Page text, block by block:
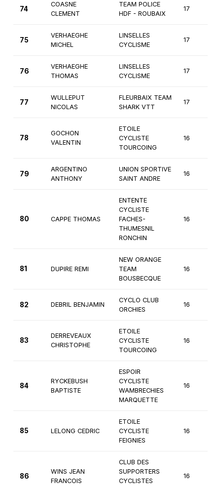
74
COASNE
CLEMENT
TEAM POLICE
HDF - ROUBAIX
17
75
VERHAEGHE
MICHEL
LINSELLES
CYCLISME
17
76
VERHAEGHE
THOMAS
LINSELLES
CYCLISME
17
77
WULLEPUT
NICOLAS
FLEURBAIX TEAM
SHARK VTT
17
78
GOCHON
VALENTIN
ETOILE
CYCLISTE
TOURCOING
16
79
ARGENTINO
ANTHONY
UNION SPORTIVE
SAINT ANDRE
16
80 CAPPE THOMAS
ENTENTE
CYCLISTE
FACHES-
THUMESNIL
RONCHIN
16
81 DUPIRE REMI
NEW ORANGE
TEAM
BOUSBECQUE
16
82 DEBRIL BENJAMIN
CYCLO CLUB
ORCHIES
16
83
DERREVEAUX
CHRISTOPHE
ETOILE
CYCLISTE
TOURCOING
16
84
RYCKEBUSH
BAPTISTE
ESPOIR
CYCLISTE
WAMBRECHIES
MARQUETTE
16
85 LELONG CEDRIC
ETOILE
CYCLISTE
FEIGNIES
16
86
WINS JEAN
FRANCOIS
CLUB DES
SUPPORTERS
CYCLISTES
16